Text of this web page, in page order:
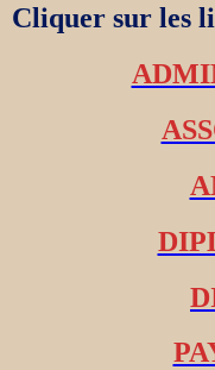
Cliquer sur les